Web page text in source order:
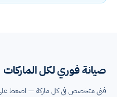
صيانة فوري لكل الماركات
فني متخصص في كل ماركة — اضغط